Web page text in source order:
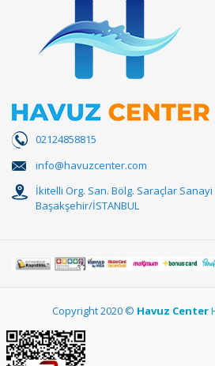
02124858815
info@havuzcenter.com
İkitelli Org. San. Bölg. Saraçlar
Başakşehir/İSTANBUL
Copyright 2020 © Havuz Center